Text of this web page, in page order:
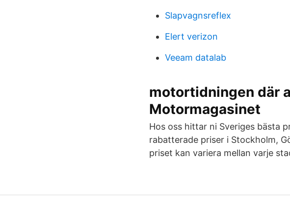
Slapvagnsreflex
Elert verizon
Veeam datalab
motortidningen där
Motormagasinet
Hos oss hittar ni Sveriges bästa
rabatterade priser i Stockholm,
priset kan variera mellan varje